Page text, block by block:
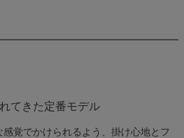
てきた定番モデル
覚でかけられるよう、掛け心地とフ